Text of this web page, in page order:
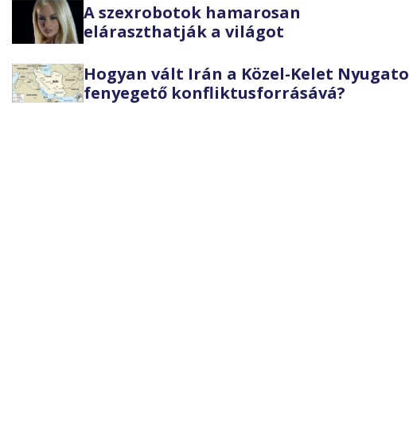
A szexrobotok hamarosan
eláraszthatják a világot
Hogyan vált Irán a Közel-Kelet
fenyegető konfliktusforrásává?